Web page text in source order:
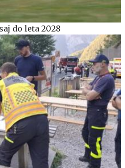
do leta 2028